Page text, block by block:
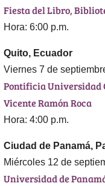
Fiesta del Libro,
Hora: 6:00 p.m.
Quito, Ecuador
Viernes 7 de
Pontificia Universidad
Vicente Ramón Roca
Hora: 4:00 p.m.
Ciudad de Panamá,
Miércoles 12 de
Universidad de